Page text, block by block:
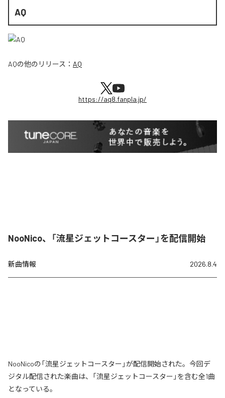
AQ
AQの他のリリース： AQ
https://aq8.fanpla.jp/
NooNico、「流星ジェットコースター」を配信開始
新曲情報 2026.8.4
NooNicoの「流星ジェットコースター」が配信開始された。今回デ
ジタル配信された楽曲は、「流星ジェットコースター」を含む全1曲
となっている。